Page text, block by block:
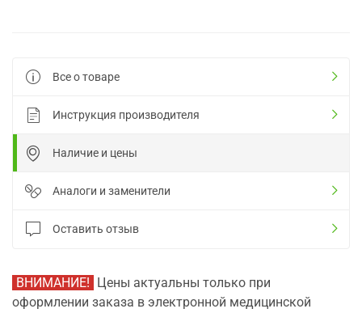
Все о товаре
Инструкция производителя
Наличие и цены
Аналоги и заменители
Оставить отзыв
ВНИМАНИЕ! Цены актуальны только при
оформлении заказа в электронной медицинской